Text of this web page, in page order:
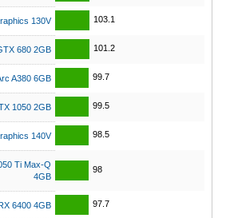
130V 103.1
680 2GB 101.2
A380 6GB 99.7
1050 2GB 99.5
140V 98.5
Ti Max-Q
4GB
98
6400 4GB 97.7